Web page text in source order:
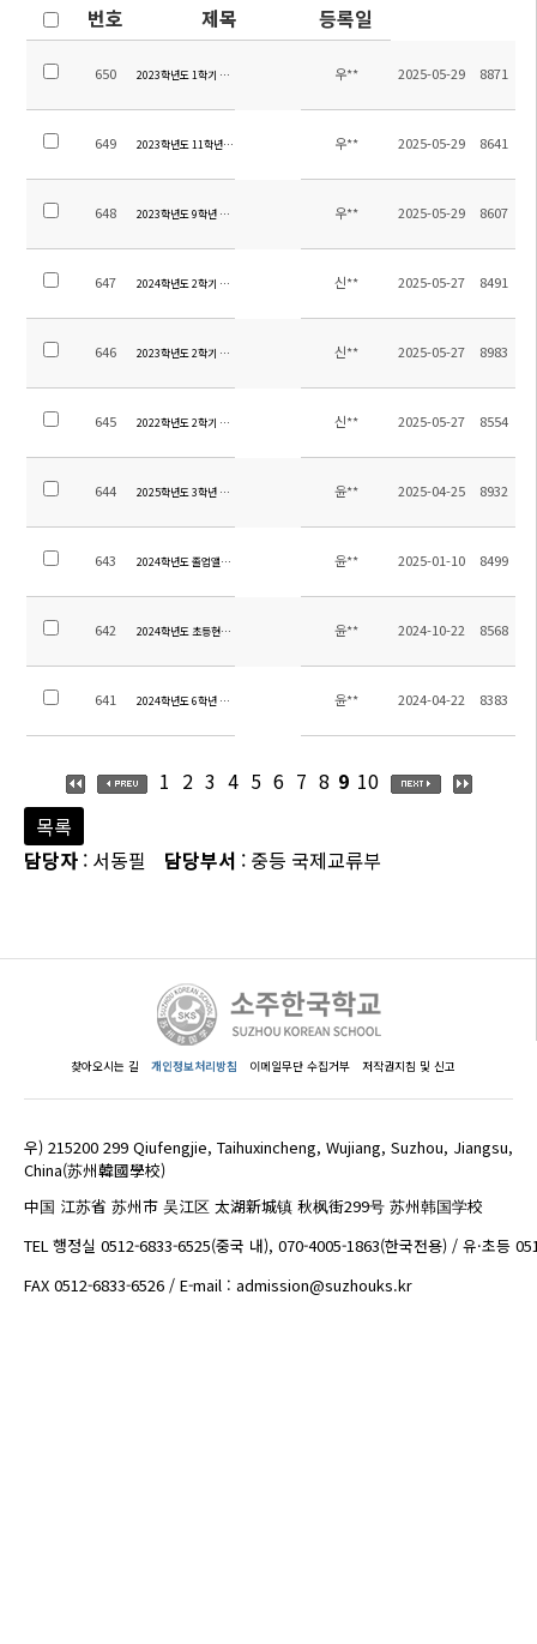
번호 제목 등록일
650 2023학년도 1학기 현장체험학습 경비 정산 안내우** 2025-05-29 8871
649 2023학년도 11학년 수학여행 경비 정산 우** 2025-05-29 8641
648 2023학년도 9학년 수학여행 경비 정산 우** 2025-05-29 8607
647 2024학년도 2학기 유치원 현장체험학습 집행내역
신** 2025-05-27 8491
646 2023학년도 2학기 유치원 현장체험학습 집행내역
신** 2025-05-27 8983
645 2022학년도 2학기 유치원 현장체험학습 집행내역
신** 2025-05-27 8554
644 2025학년도 3학년 생존수영교육 수익자부담금 집행내역
윤** 2025-04-25 8932
643 2024학년도 졸업앨범 제작비 집행 내역 윤** 2025-01-10 8499
642 2024학년도 초등현장체험학습 교육활동비 집행내역 및 만족도 조사 결과
윤** 2024-10-22 8568
641 2024학년도 6학년 수학여행 경비 정산 안내 윤** 2024-04-22 8383
1 2 3 4 5 6 7 8 9 10
목록
담당자 : 서동필 담당부서 : 중등 국제교류부
찾아오시는 길 개인정보처리방침 이메일무단 수집거부 저작권지침 및 신고
우) 215200 299 Qiufengjie, Taihuxincheng, Wujiang, Suzhou, Jiangsu,
China(苏州韓國學校)
中国 江苏省 苏州市 吴江区 太湖新城镇 秋枫街299号 苏州韩国学校
TEL 행정실 0512-6833-6525(중국 내), 070-4005-1863(한국전용) / 유·초등
FAX 0512-6833-6526 / E-mail : admission@suzhouks.kr